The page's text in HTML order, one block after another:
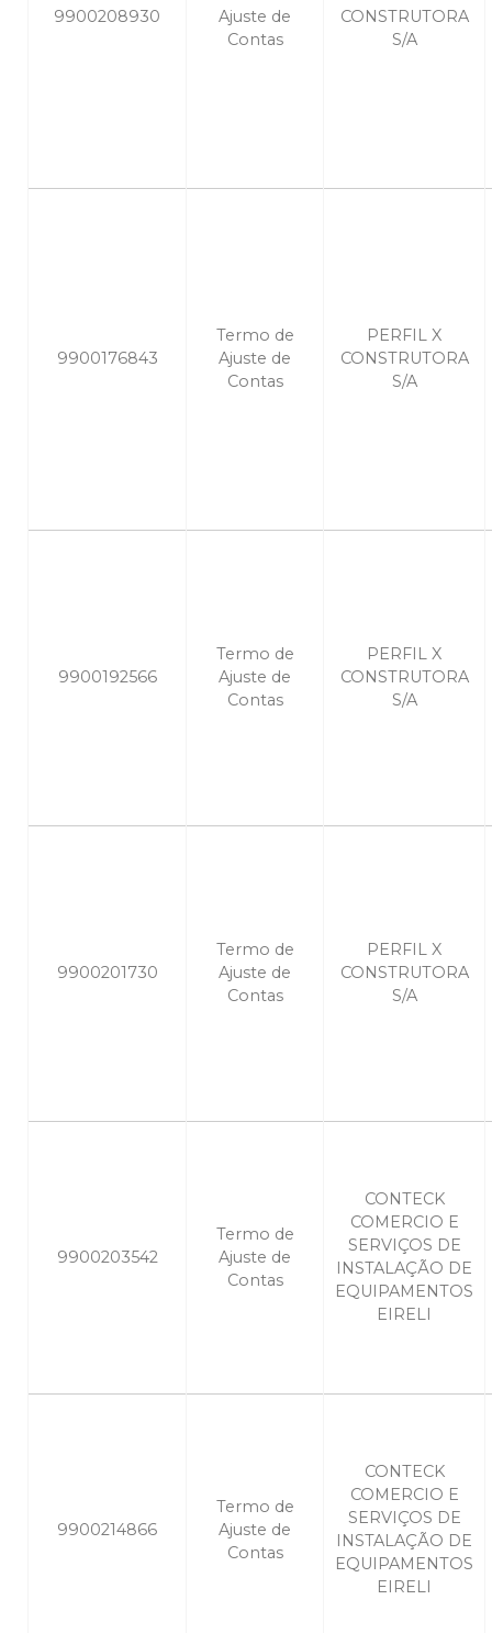
9900208930
Ajuste de
Contas
CONSTRUTORA
S/A
9900176843
Termo de
Ajuste de
Contas
PERFIL X
CONSTRUTORA
S/A
9900192566
Termo de
Ajuste de
Contas
PERFIL X
CONSTRUTORA
S/A
9900201730
Termo de
Ajuste de
Contas
PERFIL X
CONSTRUTORA
S/A
9900203542
Termo de
Ajuste de
Contas
CONTECK
COMERCIO E
SERVIÇOS DE
INSTALAÇÃO DE
EQUIPAMENTOS
EIRELI
9900214866
Termo de
Ajuste de
Contas
CONTECK
COMERCIO E
SERVIÇOS DE
INSTALAÇÃO DE
EQUIPAMENTOS
EIRELI